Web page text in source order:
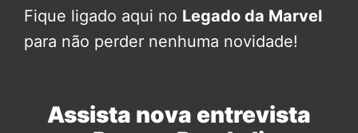
Fique ligado aqui no Legado da Marvel
para não perder nenhuma novidade!
Assista nova entrevista